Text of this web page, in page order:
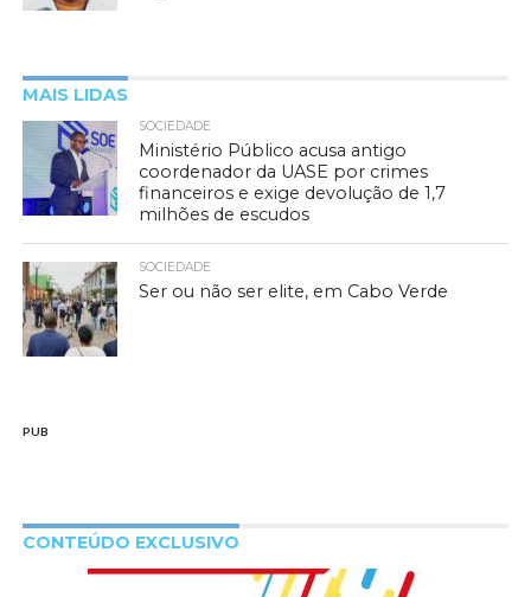
MAIS LIDAS
SOCIEDADE
Ministério Público acusa antigo
coordenador da UASE por crimes
financeiros e exige devolução de 1,7
milhões de escudos
SOCIEDADE
Ser ou não ser elite, em Cabo Verde
PUB
CONTEÚDO EXCLUSIVO